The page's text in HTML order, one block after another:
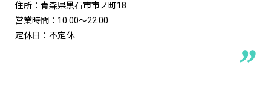
住所：青森県黒石市市ノ町18
営業時間：10:00～22:00
定休日：不定休